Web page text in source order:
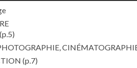
(p.5)
(p.7)